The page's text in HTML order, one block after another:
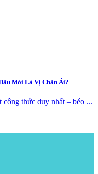
Mới Là Vị Chân Ái?
thức duy nhất – béo ...